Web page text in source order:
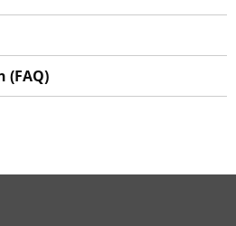
(FAQ)